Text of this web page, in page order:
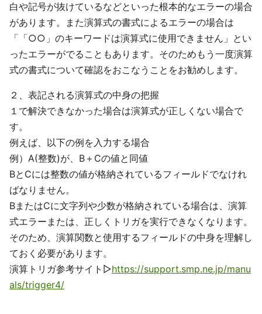
白や記号が抜けているなどといった根本的なエラーの場合
があります。また演算式の書式によるエラーの場合は
「「○○」のキーワードは演算式に使用できません」とい
ったエラーがでることもあります。そのためもう一度演算
式の書式について確認をおこなうことをお勧めします。
２、表記される演算式の中身の把握
１で解決できなかった場合は演算式が正しくない場合で
す。
例えば、以下の例を入力する場合
例）A(整数)が、B＋Cの値と同値
BとCには整数の値が格納されているフィールドでなけれ
ばなりません。
BまたはCに文字列や少数が格納されている場合は、演算
式エラーまたは、正しくトリガを実行できなくなります。
そのため、演算関数と使用するフィールドの中身を理解し
ておく必要があります。
演算トリガ参考サイト▷https://support.smp.ne.jp/manu
als/trigger4/